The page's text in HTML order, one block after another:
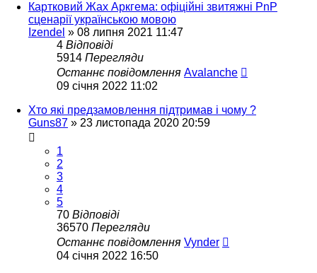
Картковий Жах Аркгема: офіційні звитяжні PnP
сценарії українською мовою
Izendel » 08 липня 2021 11:47
4 Відповіді
5914 Перегляди
Останнє повідомлення Avalanche
09 січня 2022 11:02
Хто які предзамовлення підтримав і чому ?
Guns87 » 23 листопада 2020 20:59
1
2
3
4
5
70 Відповіді
36570 Перегляди
Останнє повідомлення Vynder
04 січня 2022 16:50